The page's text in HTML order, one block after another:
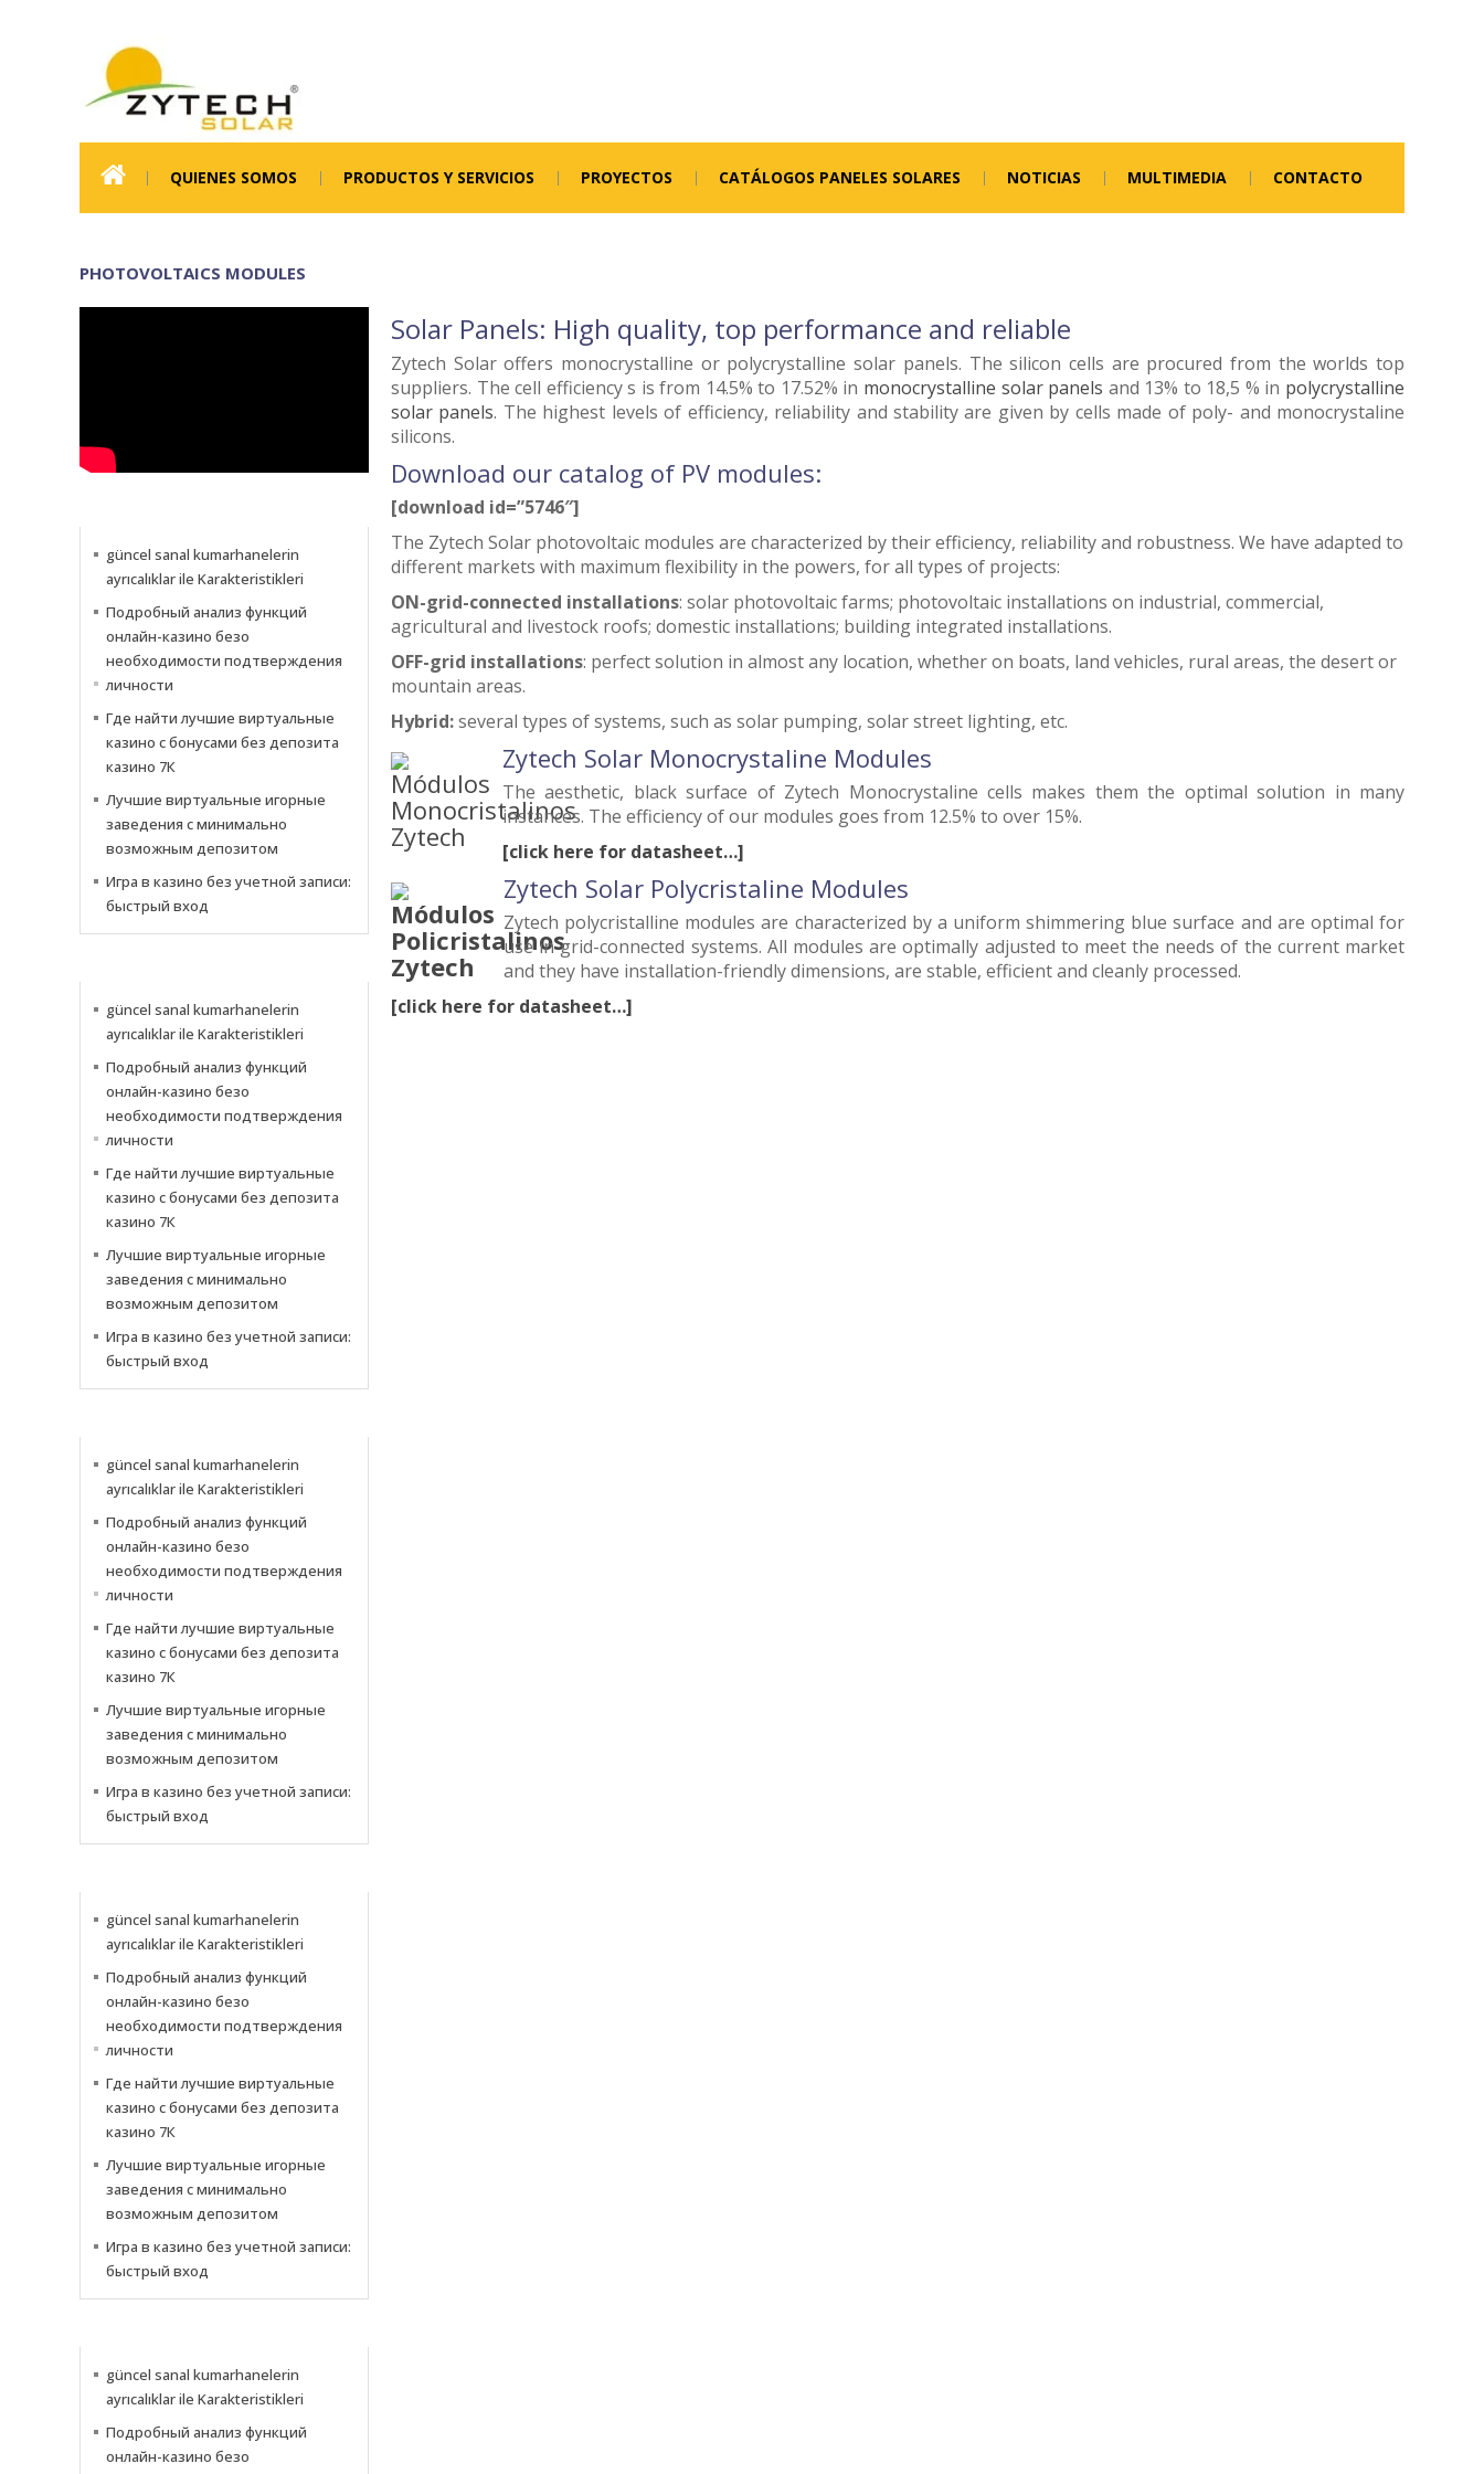
QUIENES SOMOS PRODUCTOS Y SERVICIOS PROYECTOS CATÁLOGOS PANELES SOLARES NOTICIAS MULTIMEDIA CONTACTO
PHOTOVOLTAICS MODULES
Solar Panels: High quality, top performance and reliable
Zytech Solar offers monocrystalline or polycrystalline solar panels. The silicon cells are procured from the worlds top
suppliers. The cell efficiency s is from 14.5% to 17.52% in monocrystalline solar panels and 13% to 18,5 % in polycrystalline
solar panels. The highest levels of efficiency, reliability and stability are given by cells made of poly- and monocrystaline
silicons.
Download our catalog of PV modules:
[download id=”5746″]
The Zytech Solar photovoltaic modules are characterized by their efficiency, reliability and robustness. We have adapted to
different markets with maximum flexibility in the powers, for all types of projects:
ON-grid-connected installations: solar photovoltaic farms; photovoltaic installations on industrial, commercial,
agricultural and livestock roofs; domestic installations; building integrated installations.
OFF-grid installations: perfect solution in almost any location, whether on boats, land vehicles, rural areas, the desert or
mountain areas.
Hybrid:several types of systems, such as solar pumping, solar street lighting, etc.
Zytech Solar Monocrystaline Modules
The aesthetic, black surface of Zytech Monocrystaline cells makes them the optimal solution in many
instances. The efficiency of our modules goes from 12.5% to over 15%.
[click here for datasheet…]
Zytech Solar Polycristaline Modules
Zytech polycristalline modules are characterized by a uniform shimmering blue surface and are optimal for
use in grid-connected systems. All modules are optimally adjusted to meet the needs of the current market
and they have installation-friendly dimensions, are stable, efficient and cleanly processed.
[click here for datasheet…]
güncel sanal kumarhanelerin
ayrıcalıklar ile Karakteristikleri
Подробный анализ функций
онлайн-казино безо
необходимости подтверждения
личности
Где найти лучшие виртуальные
казино с бонусами без депозита
казино 7К
Лучшие виртуальные игорные
заведения с минимально
возможным депозитом
Игра в казино без учетной записи:
быстрый вход
güncel sanal kumarhanelerin
ayrıcalıklar ile Karakteristikleri
Подробный анализ функций
онлайн-казино безо
необходимости подтверждения
личности
Где найти лучшие виртуальные
казино с бонусами без депозита
казино 7К
Лучшие виртуальные игорные
заведения с минимально
возможным депозитом
Игра в казино без учетной записи:
быстрый вход
güncel sanal kumarhanelerin
ayrıcalıklar ile Karakteristikleri
Подробный анализ функций
онлайн-казино безо
необходимости подтверждения
личности
Где найти лучшие виртуальные
казино с бонусами без депозита
казино 7К
Лучшие виртуальные игорные
заведения с минимально
возможным депозитом
Игра в казино без учетной записи:
быстрый вход
güncel sanal kumarhanelerin
ayrıcalıklar ile Karakteristikleri
Подробный анализ функций
онлайн-казино безо
необходимости подтверждения
личности
Где найти лучшие виртуальные
казино с бонусами без депозита
казино 7К
Лучшие виртуальные игорные
заведения с минимально
возможным депозитом
Игра в казино без учетной записи:
быстрый вход
güncel sanal kumarhanelerin
ayrıcalıklar ile Karakteristikleri
Подробный анализ функций
онлайн-казино безо